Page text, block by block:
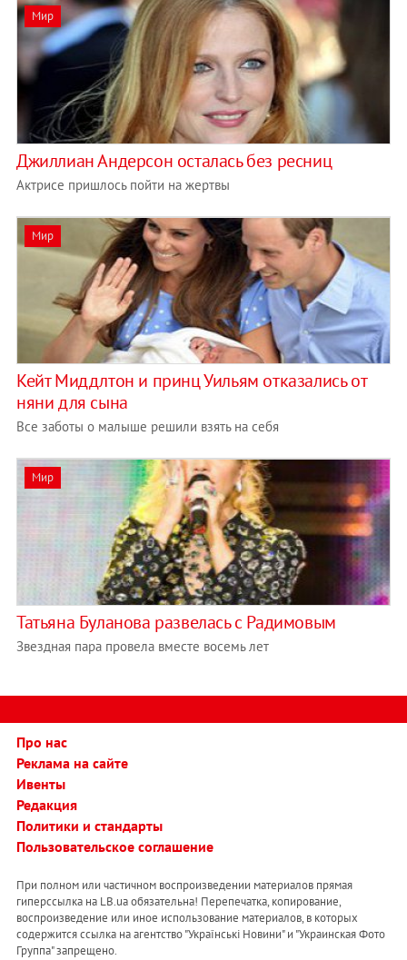
Мир
Джиллиан Андерсон осталась без ресниц
Актрисе пришлось пойти на жертвы
Мир
Кейт Миддлтон и принц Уильям отказались от
няни для сына
Все заботы о малыше решили взять на себя
Мир
Татьяна Буланова развелась с Радимовым
Звездная пара провела вместе восемь лет
Про нас
Реклама на сайте
Ивенты
Редакция
Политики и стандарты
Пользовательское соглашение
При полном или частичном воспроизведении материалов прямая
гиперссылка на LB.ua обязательна! Перепечатка, копирование,
воспроизведение или иное использование материалов, в которых
содержится ссылка на агентство "Українськi Новини" и "Украинская Фото
Группа" запрещено.